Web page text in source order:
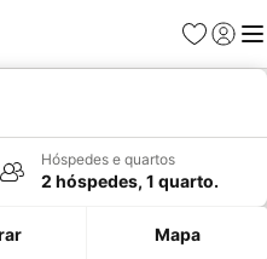
Favoritos
Iniciar
Hóspedes e quartos
2 hóspedes, 1 quarto.
Mapa